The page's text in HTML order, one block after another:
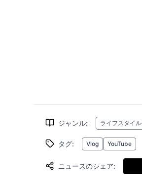
ジャンル: ライフスタイル
タグ: Vlog YouTube
ニュースのシェア: